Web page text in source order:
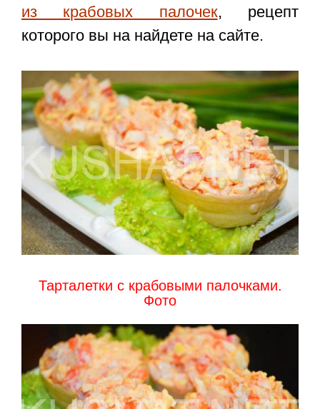
из крабовых палочек, рецепт
которого вы на найдете на сайте.
Тарталетки с крабовыми палочками.
Фото